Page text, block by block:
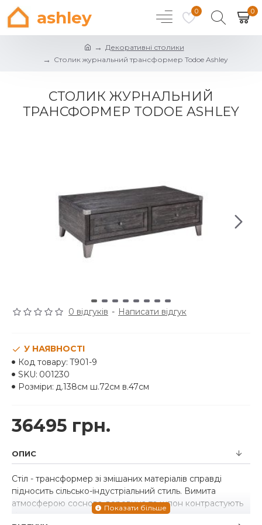
ashley 0 0
Декоративні столики
Столик журнальний трансформер Todoe Ashley
СТОЛИК ЖУРНАЛЬНИЙ
ТРАНСФОРМЕР TODOE ASHLEY
0 відгуків - Написати відгук
36495 грн.
У НАЯВНОСТІ
Код товару: T901-9
SKU: 001230
Розміри: д.138см ш.72см в.47см
ОПИС
Стіл - трансформер зі змішаних матеріалів справді
підносить сільсько-індустріальний стиль. Вимита
атмосферою соснова деревина та шпон контрастують
зі скошеними металевими ніжками та кутовими